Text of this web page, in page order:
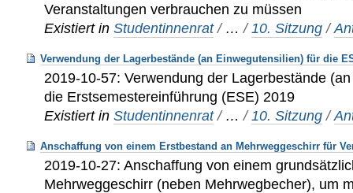
Veranstaltungen verbrauchen zu müssen
Existiert in Studentinnenrat / …/10. Sitzung /
Verwendung der Lagerbestände (an Einwegutensilien) für die
2019-10-57: Verwendung der Lagerbestände
die Erstsemestereinführung (ESE) 2019
Existiert in Studentinnenrat / …/10. Sitzung /
Anschaffung von einem Erstbestand an Mehrweggeschirr für
2019-10-27: Anschaffung von einem
Mehrweggeschirr (neben Mehrwegbecher), um